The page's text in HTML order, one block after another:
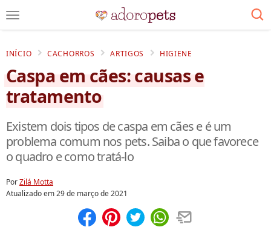
INÍCIO CACHORROS ARTIGOS HIGIENE
Caspa em cães: causas e
tratamento
Existem dois tipos de caspa em cães e é um
problema comum nos pets. Saiba o que favorece
o quadro e como tratá-lo
PorZilá Motta
Atualizado em29 de março de 2021